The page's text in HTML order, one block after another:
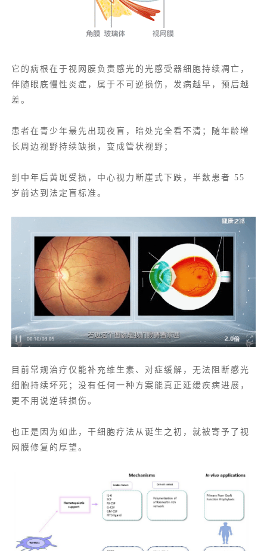
它的病根在于视网膜负责感光的 光感受器细胞持续凋亡，
伴随眼底慢性炎症，属于不可逆损伤，发病越早，预后越
差。
患者在青少年最先出现夜盲，暗处完全看不清；随年龄增
长周边视野持续缺损，变成管状视野；
到中年后黄斑受损，中心视力断崖式下跌，半数患者 55
岁前达到法定盲标准。
目前常规治疗仅能补充维生素、对症缓解，无法阻断感光
细胞持续坏死；没有任何一种方案能真正延缓疾病进展，
更不用说逆转损伤。
也正是因为如此，干细胞疗法从诞生之初，就被寄予了视
网膜修复的厚望。